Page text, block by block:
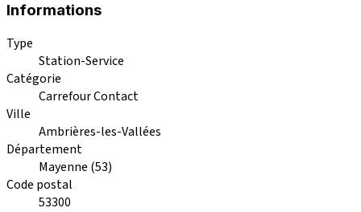
Informations
Type
Station-Service
Catégorie
Carrefour Contact
Ville
Ambrières-les-Vallées
Département
Mayenne (53)
Code postal
53300